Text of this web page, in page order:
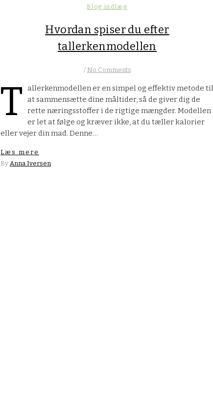
Blog indlæg
Hvordan spiser du efter
tallerkenmodellen
/ No Comments
T
allerkenmodellen er en simpel og effektiv metode til
at sammensætte dine måltider, så de giver dig de
rette næringsstoffer i de rigtige mængder. Modellen
er let at følge og kræver ikke, at du tæller kalorier
eller vejer din mad. Denne…
Læs mere
By Anna Iversen